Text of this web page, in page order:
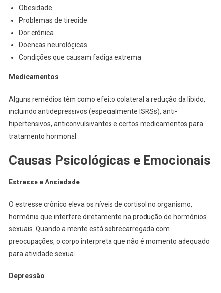
Obesidade
Problemas de tireoide
Dor crônica
Doenças neurológicas
Condições que causam fadiga extrema
Medicamentos
Alguns remédios têm como efeito colateral a redução da libido,
incluindo antidepressivos (especialmente ISRSs), anti-
hipertensivos, anticonvulsivantes e certos medicamentos para
tratamento hormonal.
Causas Psicológicas e Emocionais
Estresse e Ansiedade
O estresse crônico eleva os níveis de cortisol no organismo,
hormônio que interfere diretamente na produção de hormônios
sexuais. Quando a mente está sobrecarregada com
preocupações, o corpo interpreta que não é momento adequado
para atividade sexual.
Depressão